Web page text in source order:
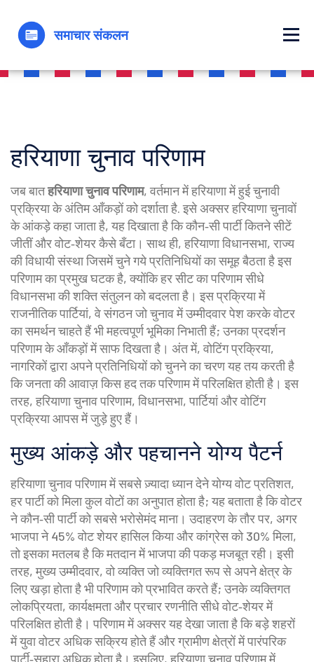
हरियाणा चुनाव परिणाम
जब बातहरियाणा चुनाव परिणाम,वर्तमान में हरियाणा में हुई चुनावी
प्रक्रिया के अंतिम आँकड़ों को दर्शाता है. इसे अक्सरहरियाणा चुनावों
के आंकड़ेकहा जाता है, यह दिखाता है कि कौन‑सी पार्टी कितने सीटें
जीतीं और वोट‑शेयर कैसे बँटा। साथ ही,हरियाणा विधानसभा,राज्य
की विधायी संस्था जिसमें चुने गये प्रतिनिधियों का समूह बैठता हैइस
परिणाम का प्रमुख घटक है, क्योंकि हर सीट का परिणाम सीधे
विधानसभा की शक्ति संतुलन को बदलता है। इस प्रक्रिया में
राजनीतिक पार्टियां,वे संगठन जो चुनाव में उम्मीदवार पेश करके वोटर
का समर्थन चाहते हैंभी महत्वपूर्ण भूमिका निभाती हैं; उनका प्रदर्शन
परिणाम के आँकड़ों में साफ दिखता है। अंत में,वोटिंग प्रक्रिया,
नागरिकों द्वारा अपने प्रतिनिधियों को चुनने का चरणयह तय करती है
कि जनता की आवाज़ किस हद तक परिणाम में परिलक्षित होती है। इस
तरह, हरियाणा चुनाव परिणाम, विधानसभा, पार्टियां और वोटिंग
प्रक्रिया आपस में जुड़े हुए हैं।
मुख्य आंकड़े और पहचानने योग्य पैटर्न
हरियाणा चुनाव परिणाम में सबसे ज़्यादा ध्यान देने योग्यवोट प्रतिशत,
हर पार्टी को मिला कुल वोटों का अनुपातहोता है; यह बताता है कि वोटर
ने कौन‑सी पार्टी को सबसे भरोसेमंद माना। उदाहरण के तौर पर, अगर
भाजपा ने 45% वोट शेयर हासिल किया और कांग्रेस को 30% मिला,
तो इसका मतलब है कि मतदान में भाजपा की पकड़ मजबूत रही। इसी
तरह,मुख्य उम्मीदवार,वो व्यक्ति जो व्यक्तिगत रूप से अपने क्षेत्र के
लिए खड़ा होता हैभी परिणाम को प्रभावित करते हैं; उनके व्यक्तिगत
लोकप्रियता, कार्यक्षमता और प्रचार रणनीति सीधे वोट‑शेयर में
परिलक्षित होती है। परिणाम में अक्सर यह देखा जाता है कि बड़े शहरों
में युवा वोटर अधिक सक्रिय होते हैं और ग्रामीण क्षेत्रों में पारंपरिक
पार्टी‑सहारा अधिक होता है। इसलिए, हरियाणा चुनाव परिणाम में